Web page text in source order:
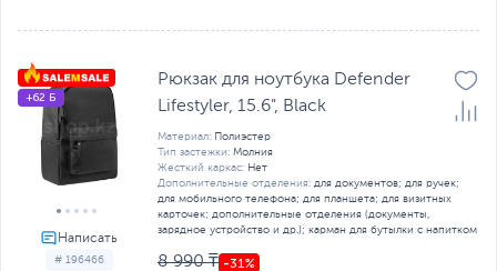
# 196466
+62 Б
Рюкзак для ноутбука Defender
Lifestyler, 15.6", Black
Материал: Полиэстер
Тип застежки: Молния
Жесткий каркас: Нет
Дополнительные отделения: для документов; для ручек;
для мобильного телефона; для планшета; для визитных
карточек; дополнительные отделения (документы,
зарядное устройство и др.); карман для бутылки с напитком
8 990 ₸